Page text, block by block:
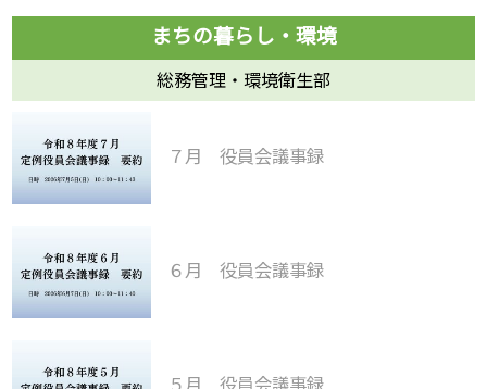
総務管理・環境衛生部
７月 役員会議事録
６月 役員会議事録